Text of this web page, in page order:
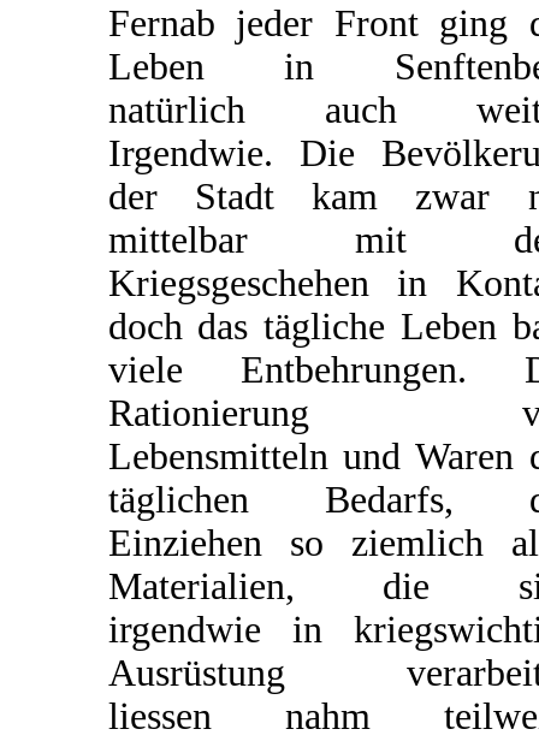
Fernab jeder Front ging
Leben in
natürlich auch
Irgendwie. Die
der Stadt kam zwar
mittelbar mit
Kriegsgeschehen in
doch das tägliche Leben
viele Entbehrungen.
Rationierung
Lebensmitteln und Waren
täglichen Bedarfs,
Einziehen so ziemlich
Materialien, die
irgendwie in
Ausrüstung
liessen nahm